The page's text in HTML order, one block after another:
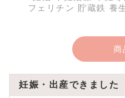
フェリチン 貯蔵鉄 養
商
妊娠・出産できました